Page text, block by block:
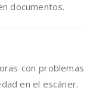
documentos.
con problemas
en el escáner.